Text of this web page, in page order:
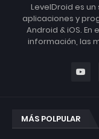
LevelDroid es
aplicaciones y
Android & iOS.
información, las
MÁS POLPULAR